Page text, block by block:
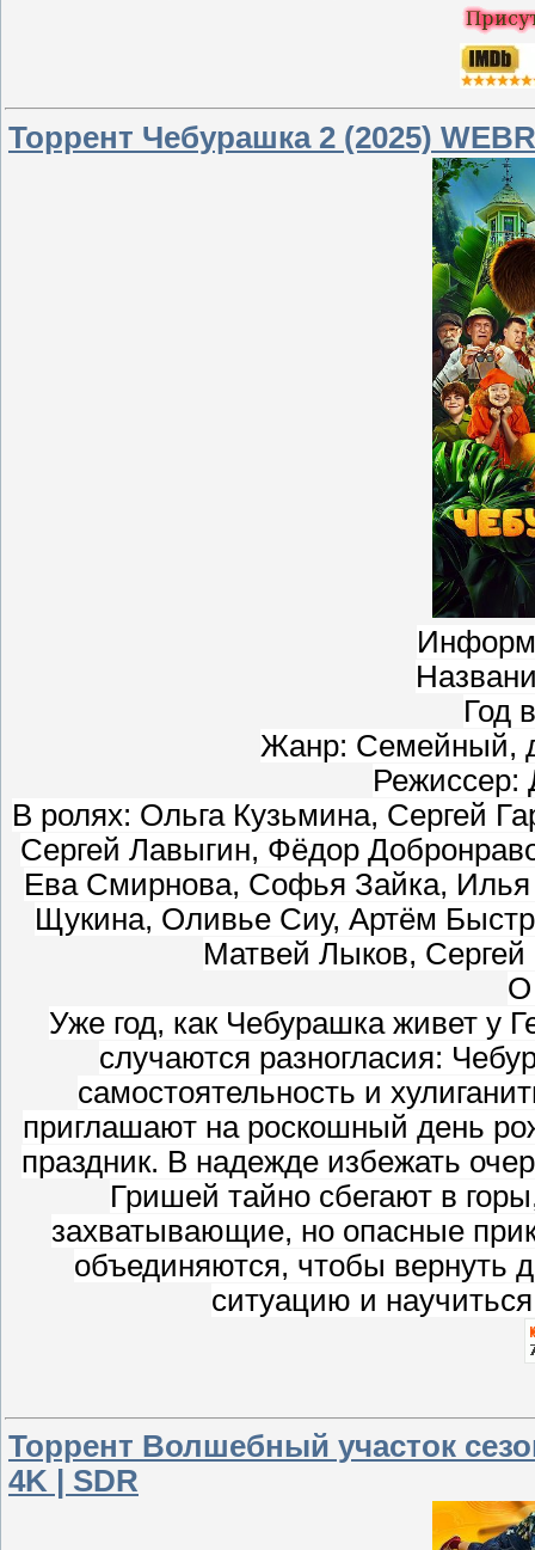
Торрент Чебурашка 2 (2025)
Год
Жанр: Семейный,
Режиссер:
В ролях: Ольга Кузьмина, Сергей
Сергей Лавыгин, Фёдор
Ева Смирнова, Софья Зайка, Илья
Щукина, Оливье Сиу, Артём
Матвей Лыков,
О
Уже год, как Чебурашка живет у
случаются разногласия:
самостоятельность и
приглашают на роскошный день
праздник. В надежде избежать
Гришей тайно сбегают в
захватывающие, но опасные
объединяются, чтобы вернуть
ситуацию и
Торрент Волшебный участок
4K | SDR